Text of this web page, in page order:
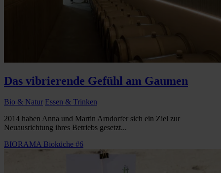
Das vibrierende Gefühl am Gaumen
Bio & Natur Essen & Trinken
2014 haben Anna und Martin Arndorfer sich ein Ziel zur
Neuausrichtung ihres Betriebs gesetzt...
BIORAMA Bioküche #6